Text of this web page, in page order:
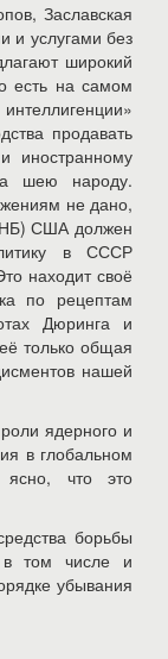
Заславская
и услугами без
широкий
есть на самом
продавать
иностранному
шею народу.
не дано,
США должен
в СССР
находит своё
по рецептам
Дюринга и
только общая
нашей
ядерного и
в глобальном
ясно, что это
борьбы
в том числе и
убывания